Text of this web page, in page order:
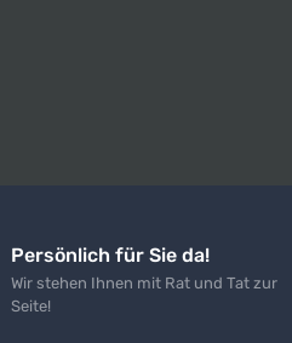
Persönlich für Sie da!
Wir stehen Ihnen mit Rat und Tat zur
Seite!